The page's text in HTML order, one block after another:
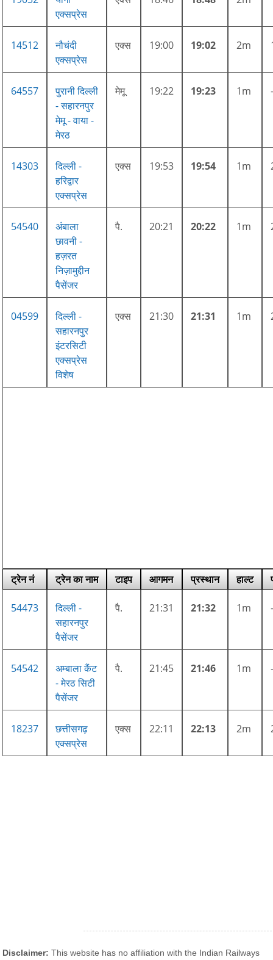
एक्सप्रेस
14512
नौचंदी
एक्सप्रेस
एक्स 19:00 19:02 2m
64557
पुरानी दिल्ली
- सहारनपुर
मेमू - वाया -
मेरठ
मेमू 19:22 19:23 1m
14303
दिल्ली -
हरिद्वार
एक्सप्रेस
एक्स 19:53 19:54 1m
54540
अंबाला
छावनी -
हज़रत
निज़ामुद्दीन
पैसेंजर
पै. 20:21 20:22 1m
04599
दिल्ली -
सहारनपुर
इंटरसिटी
एक्सप्रेस
विशेष
एक्स 21:30 21:31 1m
ट्रेन नं ट्रेन का नाम टाइप आगमन प्रस्थान हाल्ट
54473
दिल्ली -
सहारनपुर
पैसेंजर
पै. 21:31 21:32 1m
54542
अम्बाला कैंट
- मेरठ सिटी
पैसेंजर
पै. 21:45 21:46 1m
18237
छत्तीसगढ़
एक्सप्रेस
एक्स 22:11 22:13 2m
Disclaimer: This website has no affiliation with the Indian Railways